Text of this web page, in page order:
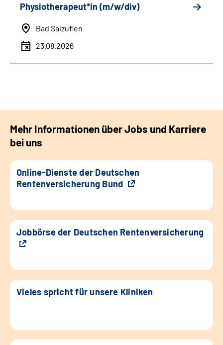
Physiotherapeut*in (m/w/div)
Bad Salzuflen
23.08.2026
Mehr Informationen über Jobs und Karriere
bei uns
Online-Dienste der Deutschen
Rentenversicherung Bund
Jobbörse der Deutschen Rentenversicherung
Vieles spricht für unsere Kliniken